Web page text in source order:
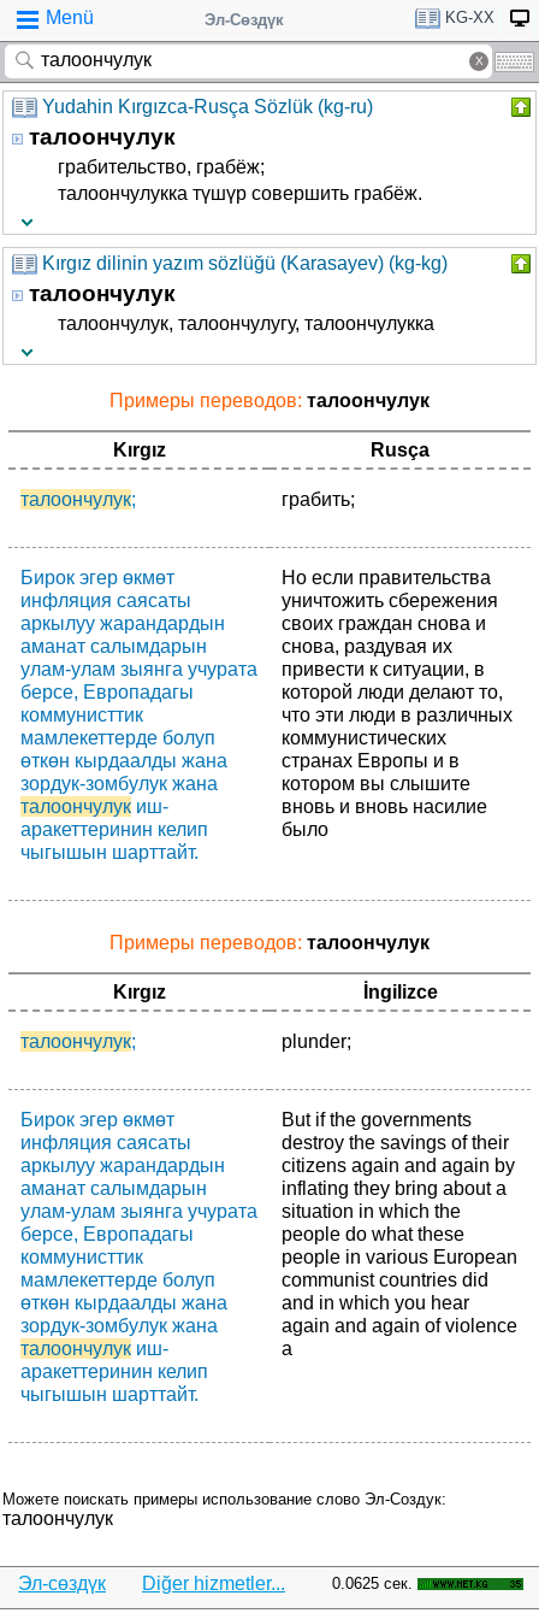
Menü Эл-Сөздүк KG-XX
Yudahin Kırgızca-Rusça Sözlük (kg-ru)
талоончулук
грабительство, грабёж;
талоончулукка түшүр совершить грабёж.
Kırgız dilinin yazım sözlüğü (Karasayev) (kg-kg)
талоончулук
талоончулук, талоончулугу, талоончулукка
Примеры переводов: талоончулук
Kırgız Rusça
талоончулук; грабить;
Бирок эгер өкмөт
инфляция саясаты
аркылуу жарандардын
аманат салымдарын
улам-улам зыянга учурата
берсе, Европадагы
коммунисттик
мамлекеттерде болуп
өткөн кырдаалды жана
зордук-зомбулук жана
талоончулук иш-
аракеттеринин келип
чыгышын шарттайт.
Но если правительства
уничтожить сбережения
своих граждан снова и
снова, раздувая их
привести к ситуации, в
которой люди делают то,
что эти люди в различных
коммунистических
странах Европы и в
котором вы слышите
вновь и вновь насилие
было
Примеры переводов: талоончулук
Kırgız İngilizce
талоончулук; plunder;
Бирок эгер өкмөт
инфляция саясаты
аркылуу жарандардын
аманат салымдарын
улам-улам зыянга учурата
берсе, Европадагы
коммунисттик
мамлекеттерде болуп
өткөн кырдаалды жана
зордук-зомбулук жана
талоончулук иш-
аракеттеринин келип
чыгышын шарттайт.
But if the governments
destroy the savings of their
citizens again and again by
inflating they bring about a
situation in which the
people do what these
people in various European
communist countries did
and in which you hear
again and again of violence
a
Можете поискать примеры использование слово Эл-Создук:
талоончулук
Эл-сөздүк Diğer hizmetler... 0.0625 сек.